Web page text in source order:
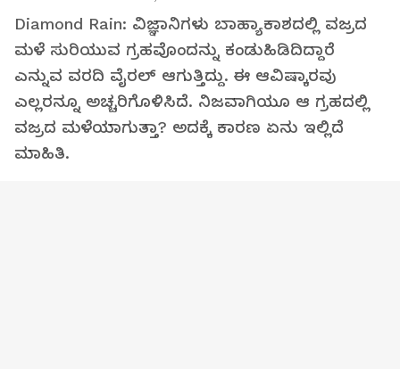
Diamond Rain: ವಿಜ್ಞಾನಿಗಳು ಬಾಹ್ಯಾಕಾಶದಲ್ಲಿ ವಜ್ರದ
ಮಳೆ ಸುರಿಯುವ ಗ್ರಹವೊಂದನ್ನು ಕಂಡುಹಿಡಿದಿದ್ದಾರೆ
ಎನ್ನುವ ವರದಿ ವೈರಲ್ ಆಗುತ್ತಿದ್ದು. ಈ ಆವಿಷ್ಕಾರವು
ಎಲ್ಲರನ್ನೂ ಅಚ್ಚರಿಗೊಳಿಸಿದೆ. ನಿಜವಾಗಿಯೂ ಆ ಗ್ರಹದಲ್ಲಿ
ವಜ್ರದ ಮಳೆಯಾಗುತ್ತಾ? ಅದಕ್ಕೆ ಕಾರಣ ಏನು ಇಲ್ಲಿದೆ
ಮಾಹಿತಿ.